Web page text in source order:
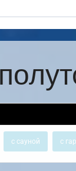
с сауной с